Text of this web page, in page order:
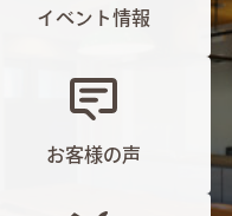
イベント情報
お客様の声